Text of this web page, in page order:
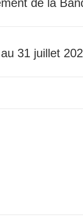
de la
31 juillet